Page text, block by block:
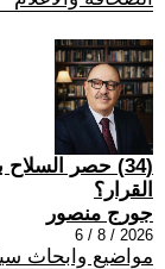
(34) حصر
القرار؟
جورج منصور
2026 / 8 / 6
مواضيع وابحاث